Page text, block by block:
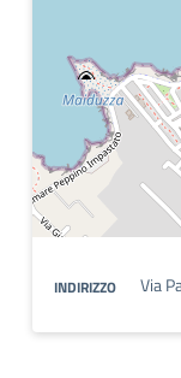
INDIRIZZO Via